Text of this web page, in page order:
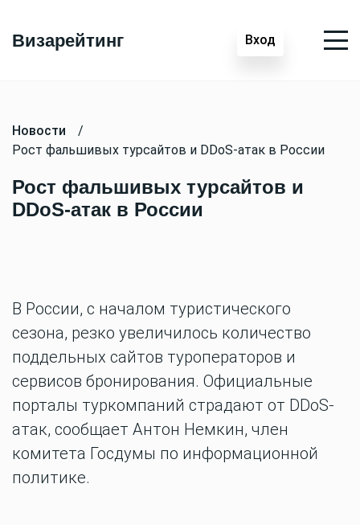
Визарейтинг Вход
Новости
/
Рост фальшивых турсайтов и DDoS-атак в России
Рост фальшивых турсайтов и
DDoS-атак в России
В России, с началом туристического
сезона, резко увеличилось количество
поддельных сайтов туроператоров и
сервисов бронирования. Официальные
порталы туркомпаний страдают от DDoS-
атак, сообщает Антон Немкин, член
комитета Госдумы по информационной
политике.